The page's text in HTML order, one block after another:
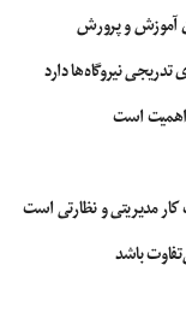
آموزش و پرورش
نیروگاه‌ها دارد
است
مدیریتی و نظارتی است
باشد